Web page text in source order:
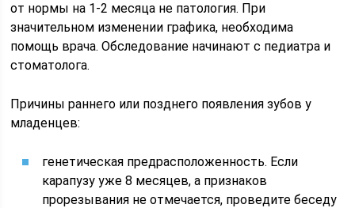
от нормы на 1-2 месяца не патология. При
значительном изменении графика, необходима
помощь врача. Обследование начинают с педиатра и
стоматолога.
Причины раннего или позднего появления зубов у
младенцев:
генетическая предрасположенность. Если
карапузу уже 8 месяцев, а признаков
прорезывания не отмечается, проведите беседу